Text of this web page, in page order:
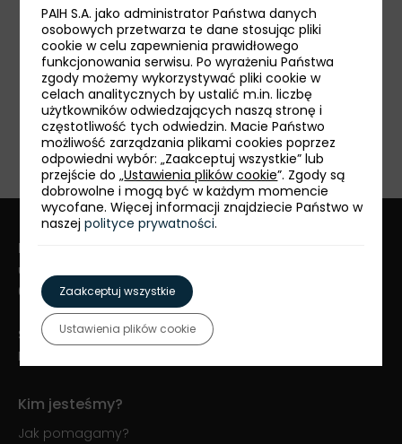
Zapraszamy do rejestracji napozostałe
wydarzenia.
udostępnij:
Polska Agencja Inwestycji i Handlu S.A.
ul. Krucza 50
00-025 Warszawa
Serwis PAIH24:+48 22 334 99 55
Kontakt PAIH24:
Kim jesteśmy?
Jak pomagamy?
PAIH S.A. jako administrator Państwa danych
osobowych przetwarza te dane stosując pliki
cookie w celu zapewnienia prawidłowego
funkcjonowania serwisu. Po wyrażeniu Państwa
zgody możemy wykorzystywać pliki cookie w
celach analitycznych by ustalić m.in. liczbę
użytkowników odwiedzających naszą stronę i
częstotliwość tych odwiedzin. Macie Państwo
możliwość zarządzania plikami cookies poprzez
odpowiedni wybór: „Zaakceptuj wszystkie” lub
przejście do „Ustawienia plików cookie”. Zgody są
dobrowolne i mogą być w każdym momencie
wycofane. Więcej informacji znajdziecie Państwo w
naszejpolityce prywatności.
Zaakceptuj wszystkie
Ustawienia plików cookie